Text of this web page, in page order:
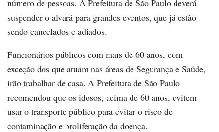
número de pessoas. A Prefeitura de São Paulo deverá
suspender o alvará para grandes eventos, que já estão
sendo cancelados e adiados.
Funcionários públicos com mais de 60 anos, com
exceção dos que atuam nas áreas de Segurança e Saúde,
irão trabalhar de casa. A Prefeitura de São Paulo
recomendou que os idosos, acima de 60 anos, evitem
usar o transporte público para evitar o risco de
contaminação e proliferação da doença.